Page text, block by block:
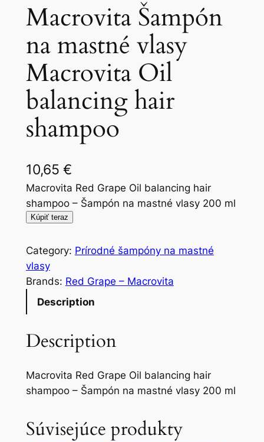
Macrovita Šampón
na mastné vlasy
Macrovita Oil
balancing hair
shampoo
10,65 €
Macrovita Red Grape Oil balancing hair
shampoo – Šampón na mastné vlasy 200 ml
Kúpiť teraz
Category: Prírodné šampóny na mastné
vlasy
Brands: Red Grape – Macrovita
Description
Description
Macrovita Red Grape Oil balancing hair
shampoo – Šampón na mastné vlasy 200 ml
Súvisejúce produkty